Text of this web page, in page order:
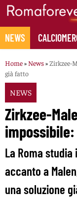
Skip
content
NEWS
Home» News»Zirkzee-
già fatto
NEWS
Zirkzee-
La Roma
accanto a
una soluzione